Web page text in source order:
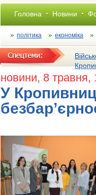
Головна Новини
політика економіка
новини, 8 травня,
У